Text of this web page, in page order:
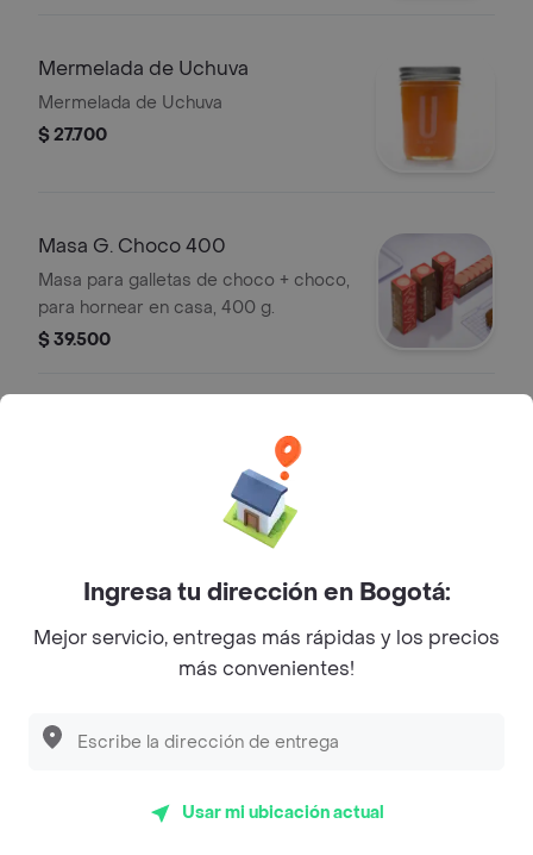
Mermelada de Uchuva
Mermelada de Uchuva
$ 27.700
Masa G. Choco 400
Masa para galletas de choco + choco,
para hornear en casa, 400 g.
$ 39.500
Paquete de granola: avena, miel,
almendras, uvas pasas, semillas de
girasol, semillas de calabaza y ajonjolí
Lavash Sal
Lavash Sal
Masa para galletas de chunks, para
Ingresa tu dirección en Bogotá:
Mejor servicio, entregas más rápidas y los precios
más convenientes!
Usar mi ubicación actual